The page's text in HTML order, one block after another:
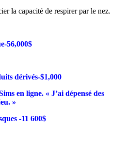
la capacité de respirer par le nez.
56,000$
dérivés-$1,000
en ligne. « J’ai dépensé des
»
-11 600$